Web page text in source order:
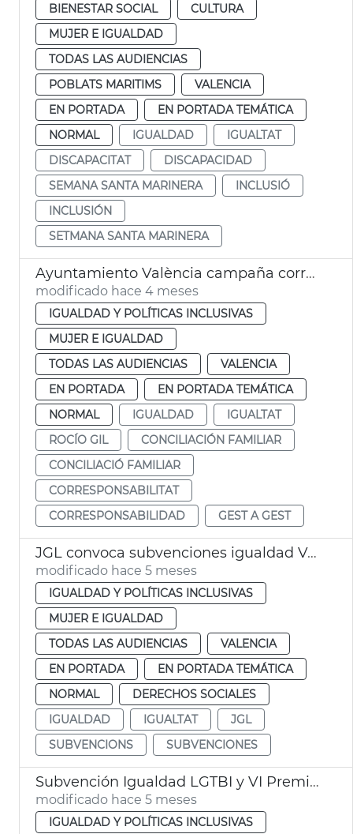
BIENESTAR SOCIAL
CULTURA
MUJER E IGUALDAD
TODAS LAS AUDIENCIAS
POBLATS MARITIMS
VALENCIA
EN PORTADA
EN PORTADA TEMÁTICA
NORMAL
IGUALDAD
IGUALTAT
DISCAPACITAT
DISCAPACIDAD
SEMANA SANTA MARINERA
INCLUSIÓ
INCLUSIÓN
SETMANA SANTA MARINERA
Ayuntamiento València campaña corresponsabilidad conciliación familiar
modificado hace 4 meses
IGUALDAD Y POLÍTICAS INCLUSIVAS
MUJER E IGUALDAD
TODAS LAS AUDIENCIAS
VALENCIA
EN PORTADA
EN PORTADA TEMÁTICA
NORMAL
IGUALDAD
IGUALTAT
ROCÍO GIL
CONCILIACIÓN FAMILIAR
CONCILIACIÓ FAMILIAR
CORRESPONSABILITAT
CORRESPONSABILIDAD
GEST A GEST
JGL convoca subvenciones igualdad València
modificado hace 5 meses
IGUALDAD Y POLÍTICAS INCLUSIVAS
MUJER E IGUALDAD
TODAS LAS AUDIENCIAS
VALENCIA
EN PORTADA
EN PORTADA TEMÁTICA
NORMAL
DERECHOS SOCIALES
IGUALDAD
IGUALTAT
JGL
SUBVENCIONS
SUBVENCIONES
Subvención Igualdad LGTBI y VI Premios Igualdad València
modificado hace 5 meses
IGUALDAD Y POLÍTICAS INCLUSIVAS